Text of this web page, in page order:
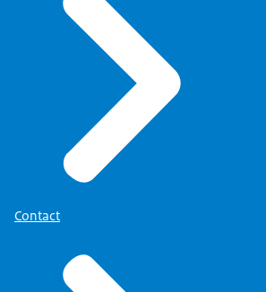
Contact